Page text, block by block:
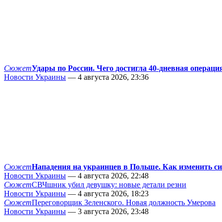
СюжетУдары по России. Чего достигла 40-дневная
Новости Украины — 4 августа 2026, 23:36
СюжетНападения на украинцев в Польше. Как изменить
Новости Украины — 4 августа 2026, 22:48
СюжетСВЧшник убил девушку: новые детали резни
Новости Украины — 4 августа 2026, 18:23
СюжетПереговорщик Зеленского. Новая должность Умерова
Новости Украины — 3 августа 2026, 23:48